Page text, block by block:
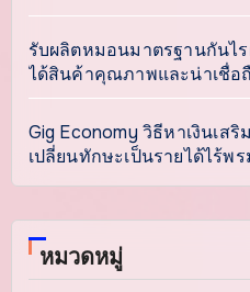
รับผลิตหมอนมาตรฐานกันไร
ได้สินค้าคุณภาพและน่าเชื่อ
Gig Economy วิธีหาเงินเส
เปลี่ยนทักษะเป็นรายได้ไร้พ
หมวดหมู่